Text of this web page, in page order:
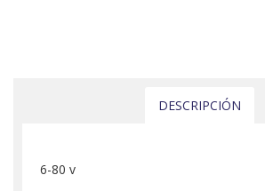
DESCRIPCIÓN
6-80 v